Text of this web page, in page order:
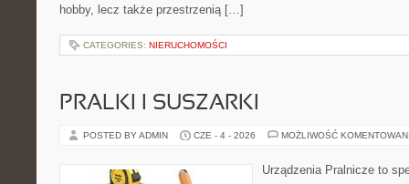
hobby, lecz także przestrzenią […]
CATEGORIES: NIERUCHOMOŚCI
PRALKI I SUSZARKI
POSTED BY ADMIN CZE - 4 - 2026 MOŻLIWOŚĆ
Urządzenia Pralnicze to